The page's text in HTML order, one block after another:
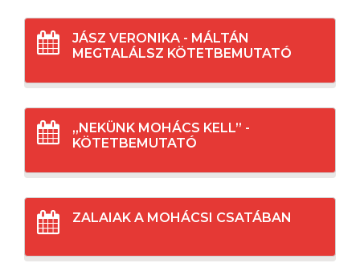
JÁSZ VERONIKA - MÁLTÁN
MEGTALÁLSZ KÖTETBEMUTATÓ
„NEKÜNK MOHÁCS KELL” -
KÖTETBEMUTATÓ
ZALAIAK A MOHÁCSI CSATÁBAN